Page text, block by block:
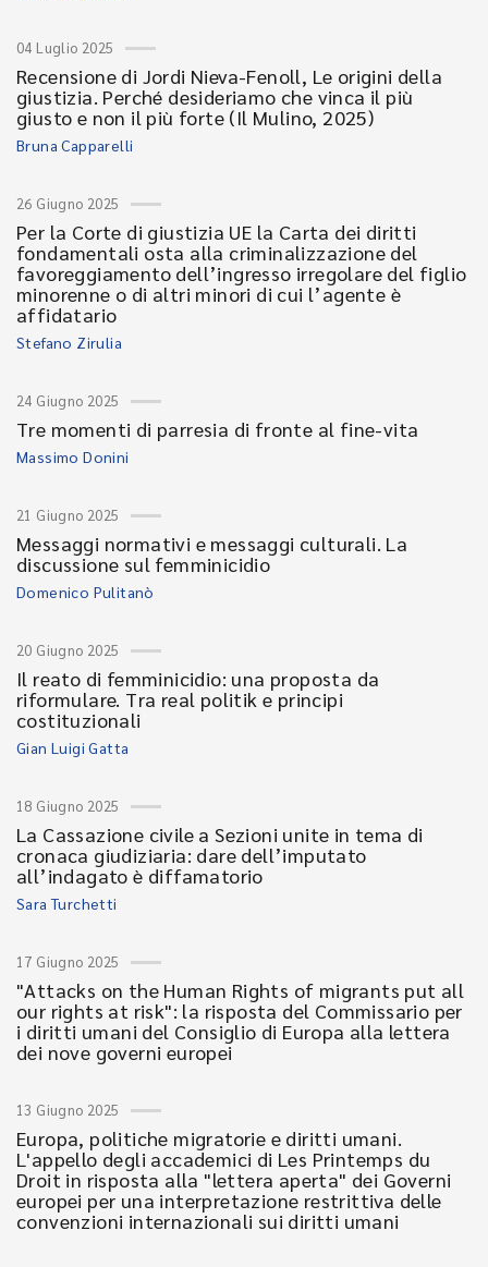
04 Luglio 2025
Recensione di Jordi Nieva-Fenoll, Le origini della
giustizia. Perché desideriamo che vinca il più
giusto e non il più forte (Il Mulino, 2025)
Bruna Capparelli
26 Giugno 2025
Per la Corte di giustizia UE la Carta dei diritti
fondamentali osta alla criminalizzazione del
favoreggiamento dell’ingresso irregolare del figlio
minorenne o di altri minori di cui l’agente è
affidatario
Stefano Zirulia
24 Giugno 2025
Tre momenti di parresia di fronte al fine-vita
Massimo Donini
21 Giugno 2025
Messaggi normativi e messaggi culturali. La
discussione sul femminicidio
Domenico Pulitanò
20 Giugno 2025
Il reato di femminicidio: una proposta da
riformulare. Tra real politik e principi
costituzionali
Gian Luigi Gatta
18 Giugno 2025
La Cassazione civile a Sezioni unite in tema di
cronaca giudiziaria: dare dell’imputato
all’indagato è diffamatorio
Sara Turchetti
17 Giugno 2025
"Attacks on the Human Rights of migrants put all
our rights at risk": la risposta del Commissario per
i diritti umani del Consiglio di Europa alla lettera
dei nove governi europei
13 Giugno 2025
Europa, politiche migratorie e diritti umani.
L'appello degli accademici di Les Printemps du
Droit in risposta alla "lettera aperta" dei Governi
europei per una interpretazione restrittiva delle
convenzioni internazionali sui diritti umani